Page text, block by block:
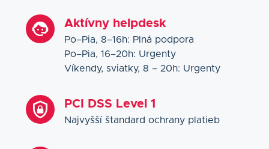
Aktívny helpdesk
Po–Pia, 8–16h: Plná podpora
Po–Pia, 16–20h: Urgenty
Víkendy, sviatky, 8 – 20h: Urgenty
PCI DSS Level 1
Najvyšší štandard ochrany platieb